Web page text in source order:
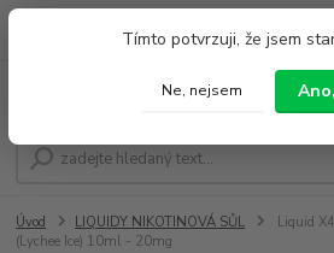
Tímto potvrzuji, že jsem
Ne, nejsem
Po - Pá 9:00 - 19:00 So 9:00 - 14:00
Úvod LIQUIDY NIKOTINOVÁ SŮL
Liquid
(Lychee Ice) 10ml - 20mg